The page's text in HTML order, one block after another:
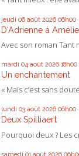
jeudi 06 août 2026 06h00
D'Adrienne à Amélie
Avec son roman Tant
mardi 04 août 2026 18h00
Un enchantement
« Mais c’est sans
lundi 03 août 2026 06h00
Deux Spilliaert
Pourquoi deux ? Les
samedi 01 août 2026